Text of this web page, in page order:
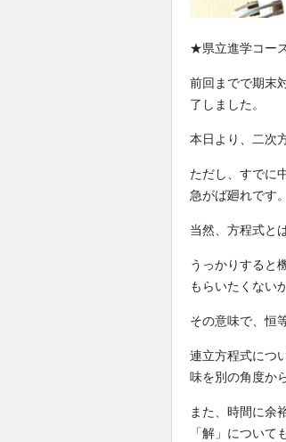
★県立進学コー
前回までで期末
了しました。
本日より、二次
ただし、すでに
急がば廻れです。
当然、方程式と
うっかりすると
もらいたくない
その意味で、恒
連立方程式につ
味を別の角度か
また、時間に余
「解」について